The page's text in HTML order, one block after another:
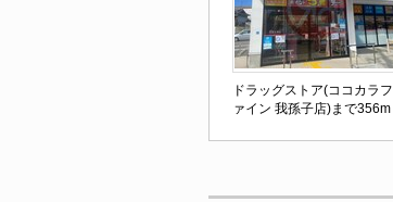
ドラッグストア(ココカラフ
ァイン 我孫子店)まで356m